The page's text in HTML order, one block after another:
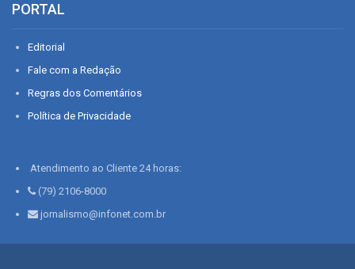
PORTAL
Editorial
Fale com a Redação
Regras dos Comentários
Política de Privacidade
Atendimento ao Cliente 24 horas:
(79) 2106-8000
jornalismo@infonet.com.br